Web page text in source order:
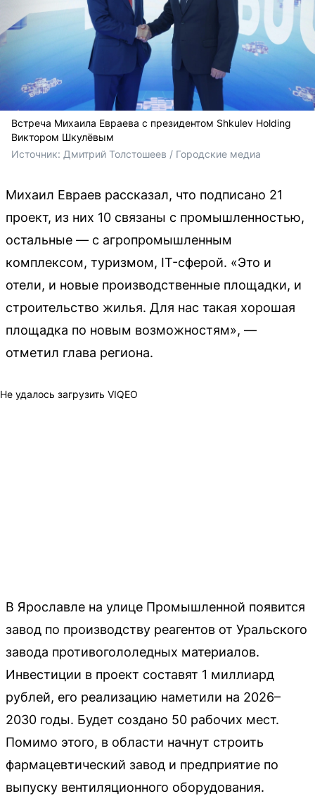
Встреча Михаила Евраева с президентом Shkulev Holding
Виктором Шкулёвым
Источник: Дмитрий Толстошеев / Городские медиа
Михаил Евраев рассказал, что подписано 21
проект, из них 10 связаны с промышленностью,
остальные — с агропромышленным
комплексом, туризмом, IT-сферой. «Это и
отели, и новые производственные площадки, и
строительство жилья. Для нас такая хорошая
площадка по новым возможностям», —
отметил глава региона.
Не удалось загрузить VIQEO
В Ярославле на улице Промышленной появится
завод по производству реагентов от Уральского
завода противогололедных материалов.
Инвестиции в проект составят 1 миллиард
рублей, его реализацию наметили на 2026–
2030 годы. Будет создано 50 рабочих мест.
Помимо этого, в области начнут строить
фармацевтический завод и предприятие по
выпуску вентиляционного оборудования.